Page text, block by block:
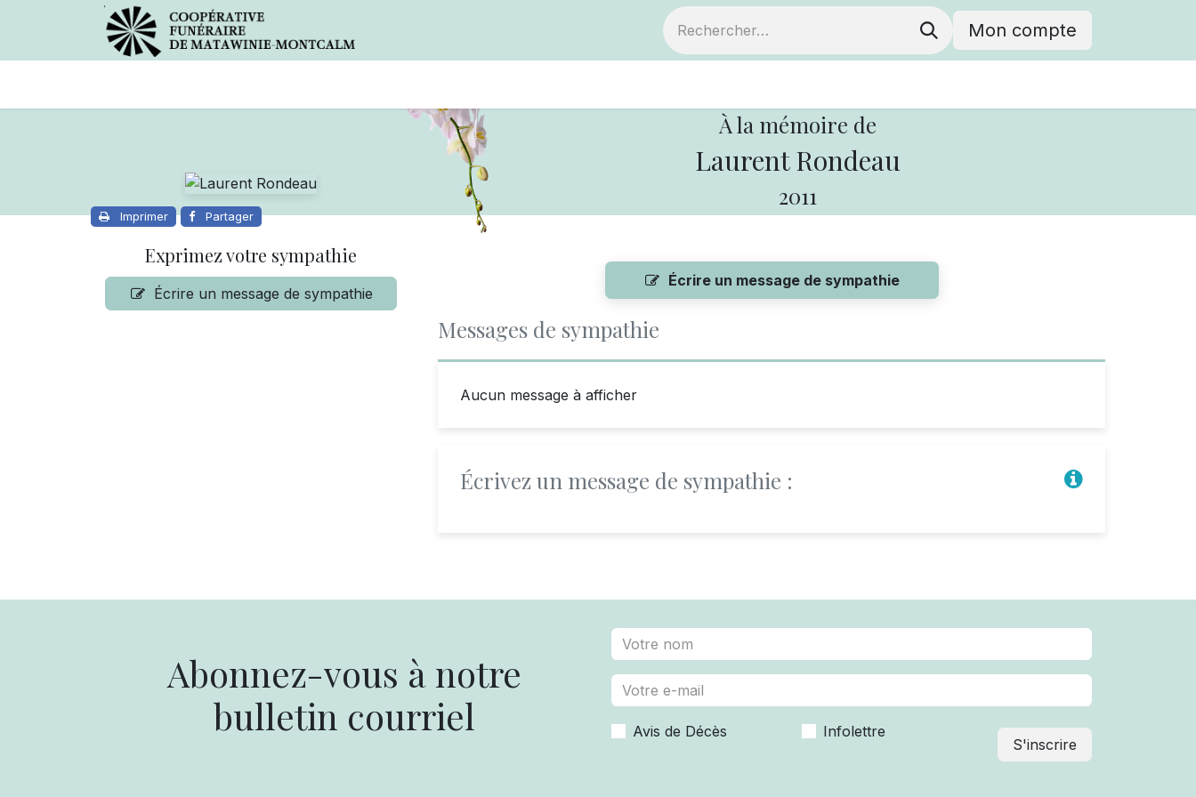
Mon compte
À la mémoire de
Laurent Rondeau
2011
Imprimer Partager
Exprimez votre sympathie
Écrire un message de sympathie
Écrire un message de sympathie
Messages de sympathie
Aucun message à afficher
Écrivez un message de sympathie :
Abonnez-vous à notre
bulletin courriel
Avis de Décès Infolettre
S'inscrire